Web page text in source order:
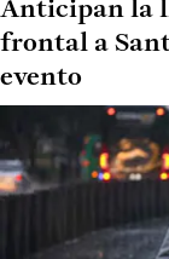
Anticipan la
frontal a
evento